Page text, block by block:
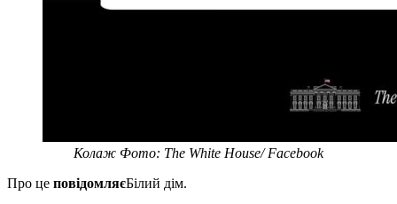
Колаж Фото: The White House/ Facebook
Про це повідомляєБілий дім.